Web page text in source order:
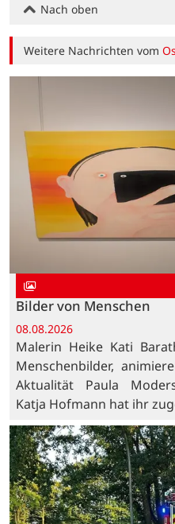
Nach oben
Weitere Nachrichten vom
Bilder von Menschen
08.08.2026
Malerin Heike Kati
Menschenbilder,
Aktualität Paula
Katja Hofmann hat ihr